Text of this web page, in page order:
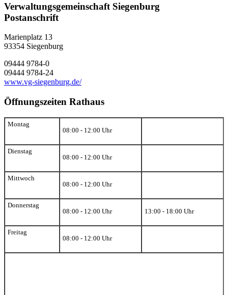
Verwaltungsgemeinschaft Siegenburg
Postanschrift
Marienplatz 13
93354 Siegenburg
09444 9784-0
09444 9784-24
www.vg-siegenburg.de/
Öffnungszeiten Rathaus
Montag
08:00 - 12:00 Uhr
Dienstag
08:00 - 12:00 Uhr
Mittwoch
08:00 - 12:00 Uhr
Donnerstag
08:00 - 12:00 Uhr
13:00 - 18:00 Uhr
Freitag
08:00 - 12:00 Uhr